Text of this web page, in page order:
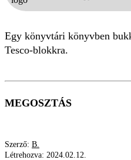
Egy könyvtári könyvben
Tesco-blokkra.
MEGOSZTÁS
Szerző: B.
Létrehozva: 2024.02.12.